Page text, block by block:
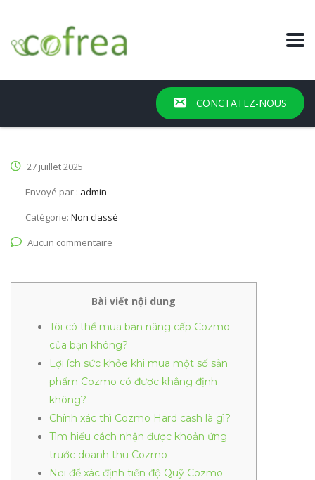
CONCTATEZ-NOUS
27 juillet 2025
Envoyé par : admin
Catégorie: Non classé
Aucun commentaire
Bài viết nội dung
Tôi có thể mua bản nâng cấp Cozmo
của bạn không?
Lợi ích sức khỏe khi mua một số sản
phẩm Cozmo có được khẳng định
không?
Chính xác thì Cozmo Hard cash là gì?
Tìm hiểu cách nhận được khoản ứng
trước doanh thu Cozmo
Nơi để xác định tiến độ Quỹ Cozmo